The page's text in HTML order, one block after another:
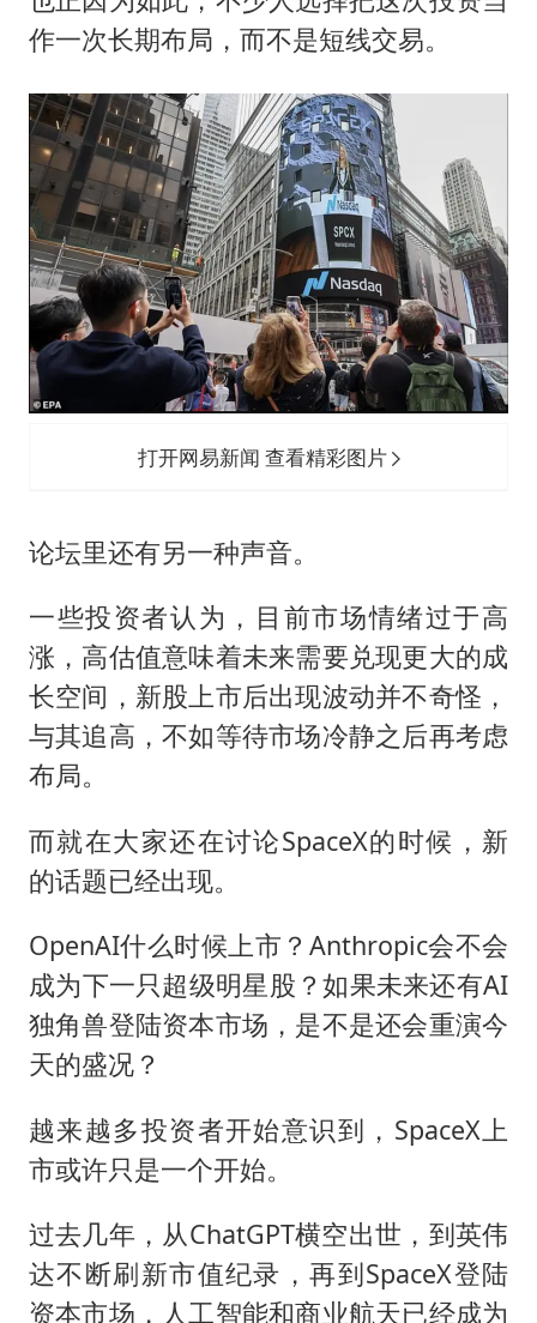
作一次长期布局，而不是短线交易。
打开网易新闻 查看精彩图片
论坛里还有另一种声音。
一些投资者认为，目前市场情绪过于高
涨，高估值意味着未来需要兑现更大的成
长空间，新股上市后出现波动并不奇怪，
与其追高，不如等待市场冷静之后再考虑
布局。
而就在大家还在讨论SpaceX的时候，新
的话题已经出现。
OpenAI什么时候上市？Anthropic会不会
成为下一只超级明星股？如果未来还有AI
独角兽登陆资本市场，是不是还会重演今
天的盛况？
越来越多投资者开始意识到，SpaceX上
市或许只是一个开始。
过去几年，从ChatGPT横空出世，到英伟
达不断刷新市值纪录，再到SpaceX登陆
资本市场，人工智能和商业航天已经成为